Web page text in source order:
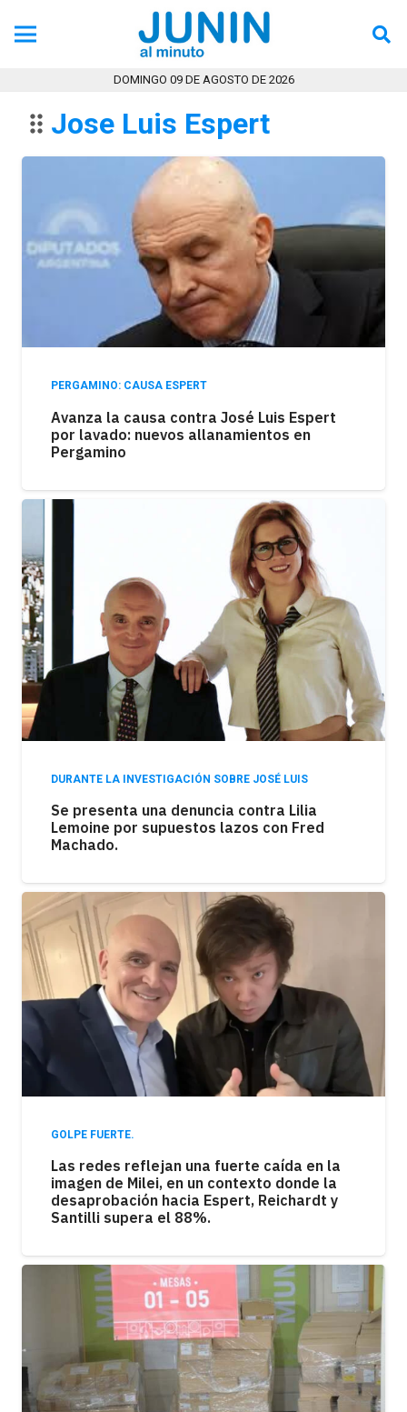
DOMINGO 09 DE AGOSTO DE 2026
drag_indicator Jose Luis Espert
PERGAMINO: CAUSA ESPERT
Avanza la causa contra José Luis Espert
por lavado: nuevos allanamientos en
Pergamino
DURANTE LA INVESTIGACIÓN SOBRE JOSÉ LUIS
Se presenta una denuncia contra Lilia
Lemoine por supuestos lazos con Fred
Machado.
GOLPE FUERTE.
Las redes reflejan una fuerte caída en la
imagen de Milei, en un contexto donde la
desaprobación hacia Espert, Reichardt y
Santilli supera el 88%.